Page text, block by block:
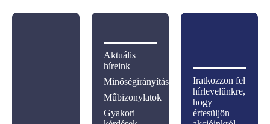
Iratkozzon fel
hírlevelünkre,
hogy
értesüljön
Aktuális
híreink
Minőségirányítás
Műbizonylatok
Gyakori